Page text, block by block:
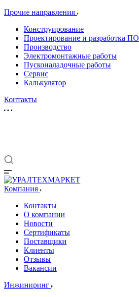
Прочие направления
Конструирование
Проектирование и разработка ПО
Производство
Электромонтажные работы
Пусконаладочные работы
Сервис
Калькулятор
Контакты
Компания
Контакты
О компании
Новости
Сертификаты
Поставщики
Клиенты
Отзывы
Вакансии
Инжиниринг